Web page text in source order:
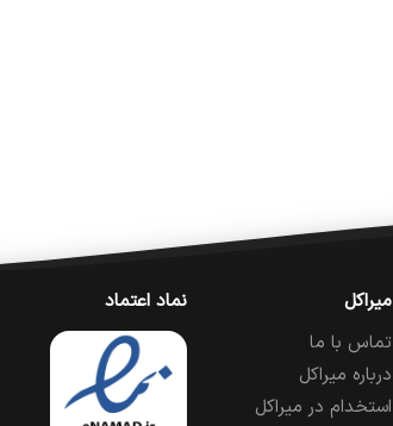
میراکل
تماس با ما
درباره میراکل
استخدام در میراکل
نماد اعتماد